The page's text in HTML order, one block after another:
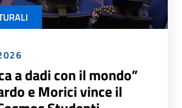
a dadi con il mondo”
e Morici vince il